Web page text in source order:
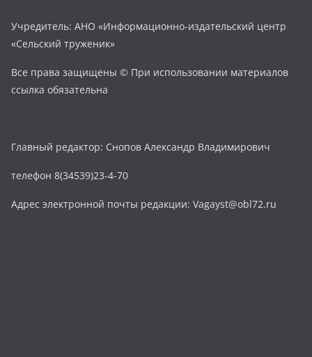
Учредитель: АНО «Информационно-издательский центр
«Сельский труженик»
Все права защищены © При использовании материалов
ссылка обязательна
Главный редактор: Снопов Александр Владимирович
телефон 8(34539)23-4-70
Адрес электронной почты редакции: Vagayst@obl72.ru